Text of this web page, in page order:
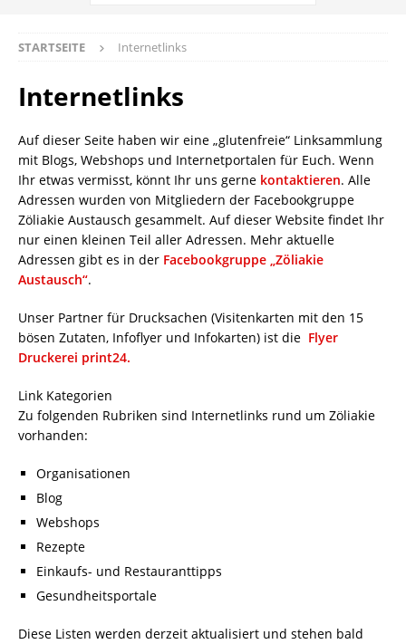
STARTSEITE Internetlinks
Internetlinks
Auf dieser Seite haben wir eine „glutenfreie“ Linksammlung
mit Blogs, Webshops und Internetportalen für Euch. Wenn
Ihr etwas vermisst, könnt Ihr uns gerne kontaktieren. Alle
Adressen wurden von Mitgliedern der Facebookgruppe
Zöliakie Austausch gesammelt. Auf dieser Website findet Ihr
nur einen kleinen Teil aller Adressen. Mehr aktuelle
Adressen gibt es in der Facebookgruppe „Zöliakie
Austausch“.
Unser Partner für Drucksachen (Visitenkarten mit den 15
bösen Zutaten, Infoflyer und Infokarten) ist die Flyer
Druckerei print24.
Link Kategorien
Zu folgenden Rubriken sind Internetlinks rund um Zöliakie
vorhanden:
Organisationen
Blog
Webshops
Rezepte
Einkaufs- und Restauranttipps
Gesundheitsportale
Diese Listen werden derzeit aktualisiert und stehen bald